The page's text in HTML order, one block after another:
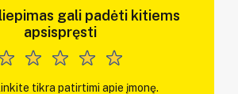
gali padėti kitiems
apsispręsti
tikra patirtimi apie įmonę.